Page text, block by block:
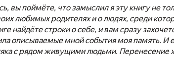
вы поймёте, что замыслил я эту книгу не
любимых родителях и о людях, среди
найдёте строки о себе, и вам сразу
описываемые мной события моя память. И
с рядом живущими людьми. Перенесение